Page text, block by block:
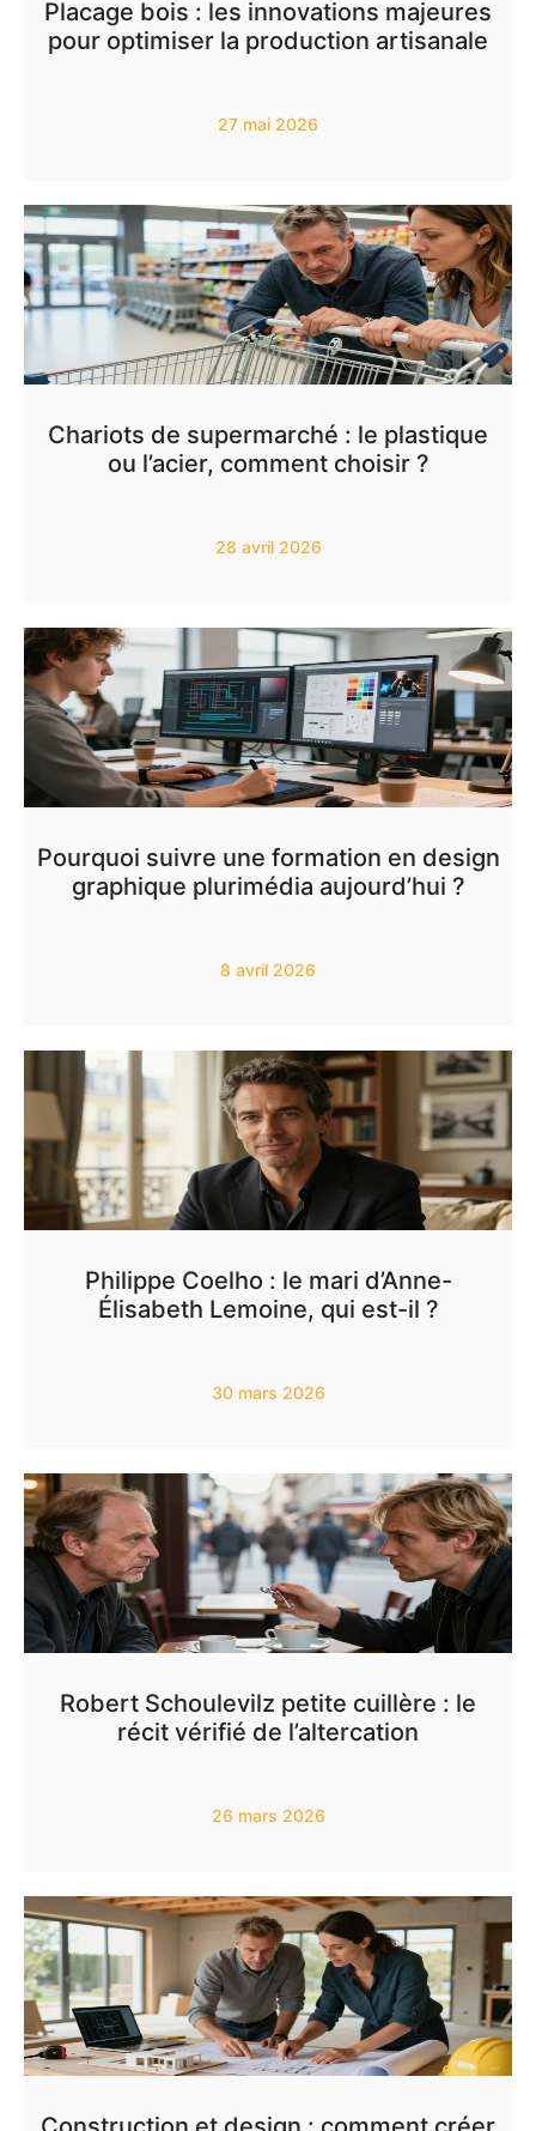
Placage bois : les innovations majeures
pour optimiser la production artisanale
27 mai 2026
Chariots de supermarché : le plastique
ou l’acier, comment choisir ?
28 avril 2026
Pourquoi suivre une formation en design
graphique plurimédia aujourd’hui ?
8 avril 2026
Philippe Coelho : le mari d’Anne-
Élisabeth Lemoine, qui est-il ?
30 mars 2026
Robert Schoulevilz petite cuillère : le
récit vérifié de l’altercation
26 mars 2026